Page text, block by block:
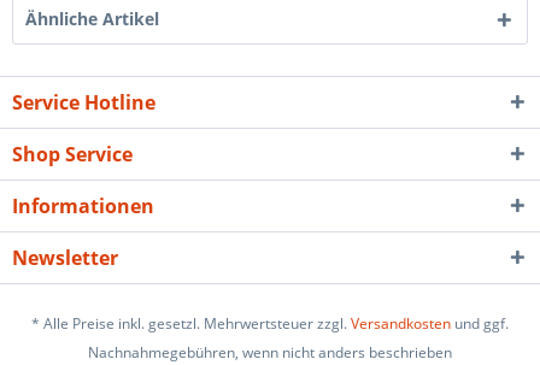
Ähnliche Artikel
Service Hotline
Shop Service
Informationen
Newsletter
* Alle Preise inkl. gesetzl. Mehrwertsteuer zzgl.Versandkosten und ggf.
Nachnahmegebühren, wenn nicht anders beschrieben